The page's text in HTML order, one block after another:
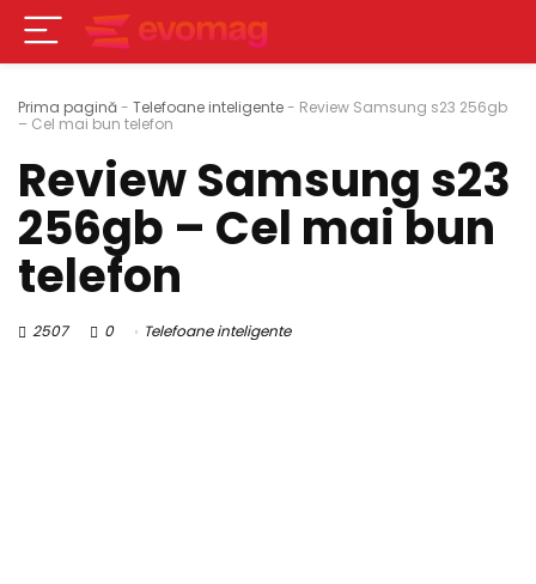
Prima pagină- Telefoane inteligente- Review Samsung s23 256gb
– Cel mai bun telefon
Review Samsung s23
256gb – Cel mai bun
telefon
2507 0 Telefoane inteligente